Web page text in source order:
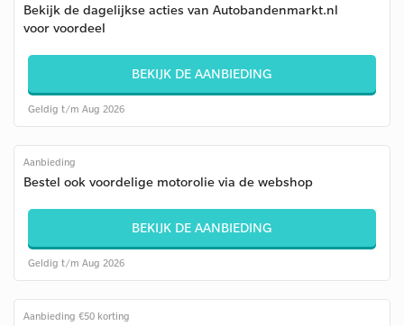
Bekijk de dagelijkse acties van Autobandenmarkt.nl
voor voordeel
BEKIJK DE AANBIEDING
Geldig t/m Aug 2026
Aanbieding
Bestel ook voordelige motorolie via de webshop
BEKIJK DE AANBIEDING
Geldig t/m Aug 2026
Aanbieding €50 korting